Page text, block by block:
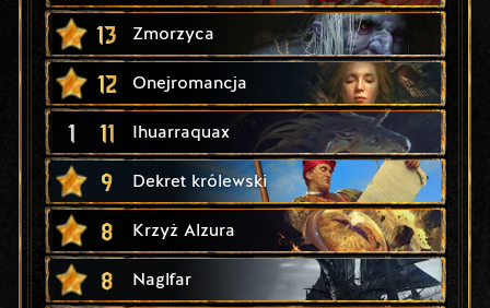
13 Zmorzyca
12 Onejromancja
1 11 Ihuarraquax
9 Dekret królewski
8 Krzyż Alzura
8 Naglfar